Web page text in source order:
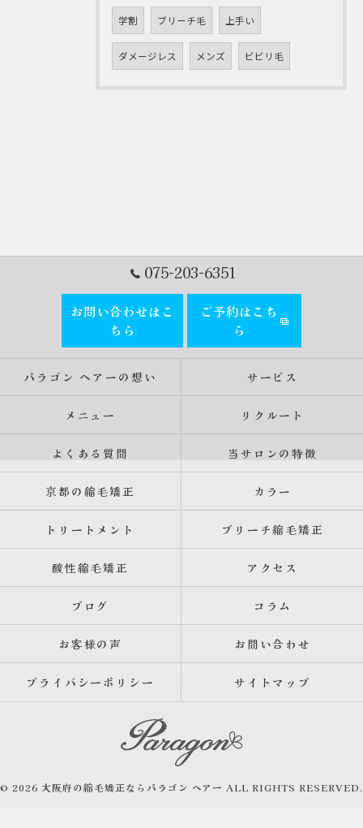
学割 ブリーチ毛 上手い
ダメージレス メンズ ビビリ毛
075-203-6351
お問い合わせはこ
ちら
ご予約はこち
ら
パラゴン ヘアーの想い サービス
メニュー リクルート
よくある質問 当サロンの特徴
京都の縮毛矯正 カラー
トリートメント ブリーチ縮毛矯正
酸性縮毛矯正 アクセス
ブログ コラム
お客様の声 お問い合わせ
プライバシーポリシー サイトマップ
© 2026 大阪府の縮毛矯正ならパラゴン ヘアー ALL RIGHTS RESERVED.